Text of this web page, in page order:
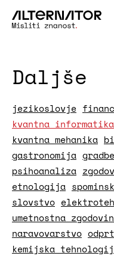
Daljše
jezikoslovje
kvantna informatika
kvantna mehanika
gastronomija
psihoanaliza
etnologija
slovstvo
umetnostna
naravovarstvo
kemijska